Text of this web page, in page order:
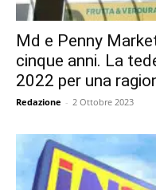
Md e Penny
cinque anni. La
2022 per una
Redazione - 2 Ottobre 2023